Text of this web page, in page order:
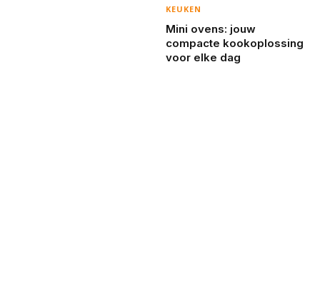
KEUKEN
Mini ovens: jouw
compacte kookoplossing
voor elke dag